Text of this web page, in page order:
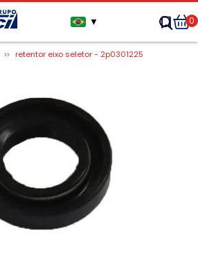
▼ 0
retentor eixo seletor - 2p0301225